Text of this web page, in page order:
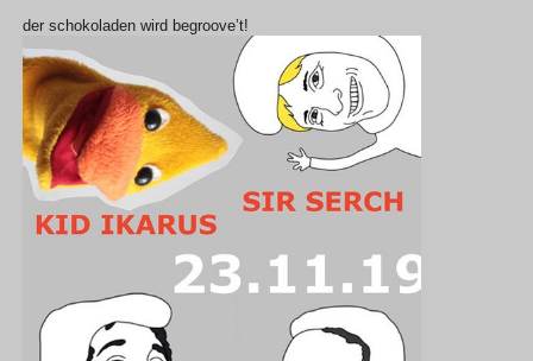
der schokoladen wird begroove’t!